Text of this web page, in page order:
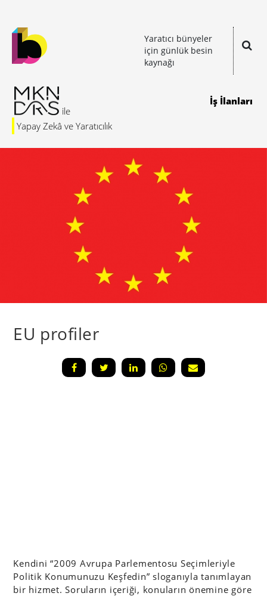
Yaratıcı bünyeler
için günlük besin
kaynağı
Yapay Zekâ ve Yaratıcılık
İş İlanları
EU profiler
Kendini “2009 Avrupa Parlementosu Seçimleriyle
Politik Konumunuzu Keşfedin” sloganıyla tanımlayan
bir hizmet. Soruların içeriği, konuların önemine göre